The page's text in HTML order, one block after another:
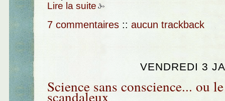
Lire la suite
7 commentaires :: aucun trackback
VENDREDI 3
Science sans conscience... ou
scandaleux